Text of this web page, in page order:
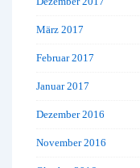
März 2017
Februar 2017
Januar 2017
Dezember 2016
November 2016